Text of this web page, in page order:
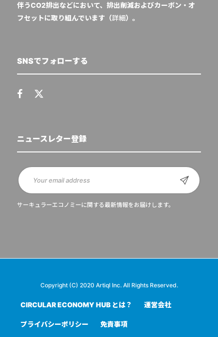
伴うCO2排出などにおいて、排出削減およびカーボン・オ
フセットに取り組んでいます（詳細）。
SNSでフォローする
ニュースレター登録
サーキュラーエコノミーに関する最新情報をお届けします。
Copyright (C) 2020 Artiql Inc. All Rights Reserved.
CIRCULAR ECONOMY HUB とは？ 運営会社
プライバシーポリシー 免責事項